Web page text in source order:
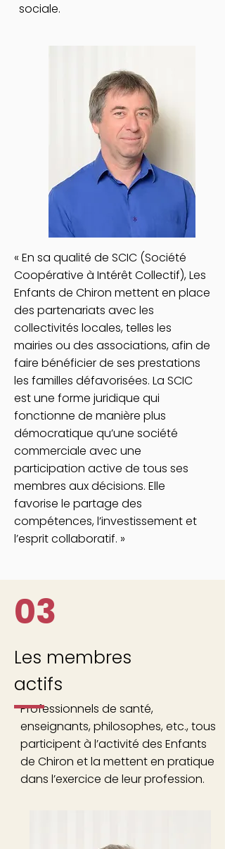
sociale.
« En sa qualité de SCIC (Société
Coopérative à Intérêt Collectif), Les
Enfants de Chiron mettent en place
des partenariats avec les
collectivités locales, telles les
mairies ou des associations, afin de
faire bénéficier de ses prestations
les familles défavorisées. La SCIC
est une forme juridique qui
fonctionne de manière plus
démocratique qu’une société
commerciale avec une
participation active de tous ses
membres aux décisions. Elle
favorise le partage des
compétences, l’investissement et
l’esprit collaboratif. »
03
Les membres
actifs
Professionnels de santé,
enseignants, philosophes, etc., tous
participent à l’activité des Enfants
de Chiron et la mettent en pratique
dans l’exercice de leur profession.